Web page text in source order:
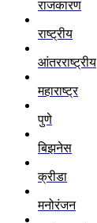
राजकारण
राष्ट्रीय
आंतरराष्ट्रीय
महाराष्ट्र
पुणे
बिझनेस
क्रीडा
मनोरंजन